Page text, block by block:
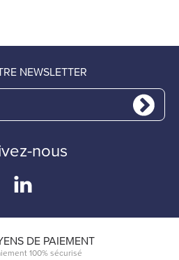
NEWSLETTER
nous
DE PAIEMENT
100% sécurisé